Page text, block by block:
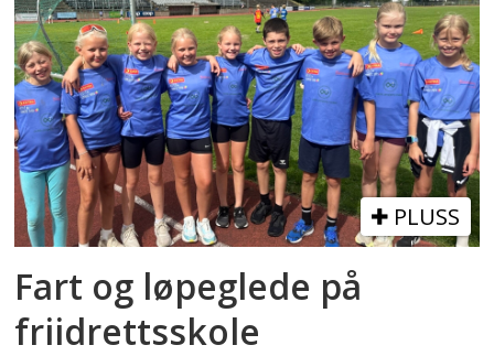
PLUSS
Fart og løpeglede på
friidrettsskole